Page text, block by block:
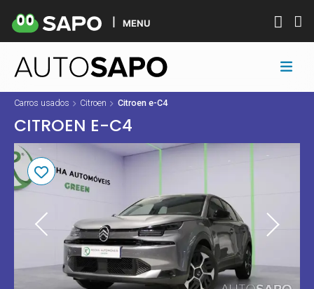
MENU
Carros usados Citroen Citroen e-C4
CITROEN E-C4